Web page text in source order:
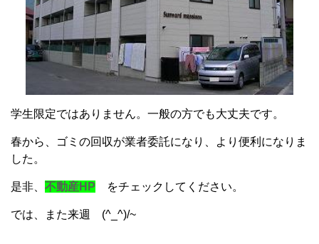
学生限定ではありません。一般の方でも大丈夫です。
春から、ゴミの回収が業者委託になり、より便利になりま
した。
是非、 不動産HP をチェックしてください。
では、また来週 (^_^)/~